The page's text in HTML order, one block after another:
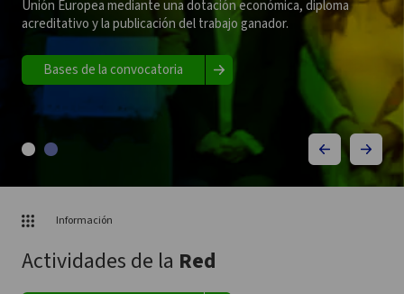
Unión Europea mediante una dotación económica, diploma
acreditativo y la publicación del trabajo ganador.
Bases de la convocatoria
Información
Actividades de la Red